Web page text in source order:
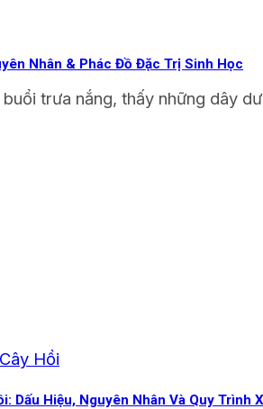
Nhân & Phác Đồ Đặc Trị Sinh Học
trưa nắng, thấy những dây
Dấu Hiệu, Nguyên Nhân Và Quy Trình